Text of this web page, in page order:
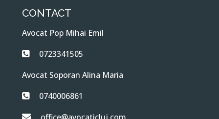
CONTACT
Avocat Pop Mihai Emil
0723341505
Avocat Soporan Alina Maria
0740006861